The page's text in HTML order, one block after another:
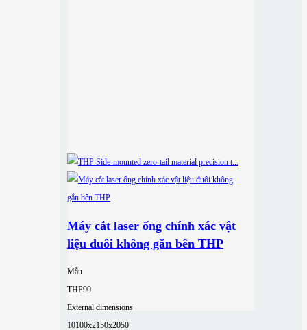
Máy cắt laser ống chính xác vật
liệu đuôi không gắn bên THP
Mẫu
THP90
External dimensions
10100x2150x2050